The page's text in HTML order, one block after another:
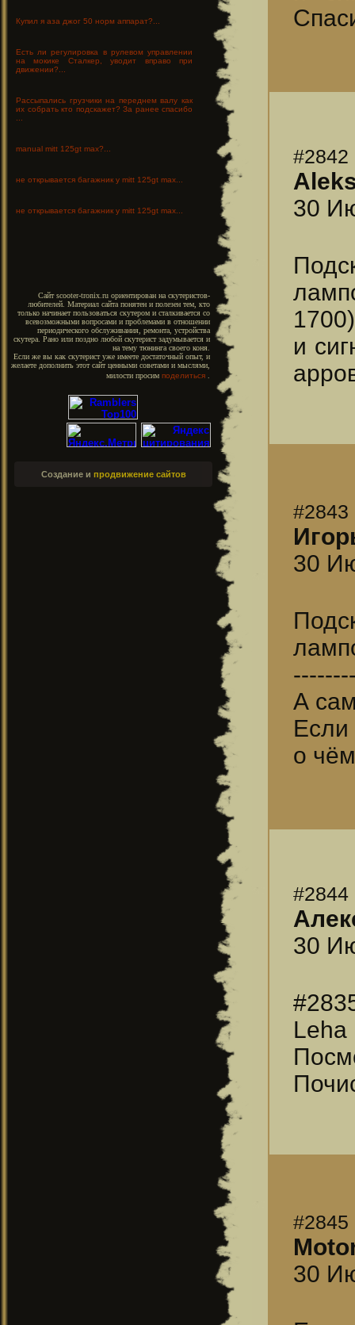
Купил я аза джог 50 норм аппарат?...
Есть ли регулировка в рулевом управлении
на мокике Сталкер, уводит вправо при
движении?...
Рассыпались грузчики на переднем валу как
их собрать кто подскажет? За ранее спасибо
...
manual mitt 125gt max?...
не открывается багажник у mitt 125gt max...
не открывается багажник у mitt 125gt max...
Сайт scooter-tronix.ru ориентирован на скутеристов-
любителей. Материал сайта понятен и полезен тем, кто
только начинает пользоваться скутером и сталкивается со
всевозможными вопросами и проблемами в отношении
периодического обслуживания, ремонта, устройства
скутера. Рано или поздно любой скутерист задумывается и
на тему тюнинга своего коня.
Если же вы как скутерист уже имеете достаточный опыт, и
желаете дополнить этот сайт ценными советами и мыслями,
милости просим поделиться .
Создание и продвижение сайтов
#2842
30
и
#2843
30
А
Если
о
#2844
30
Leha
#2845
30